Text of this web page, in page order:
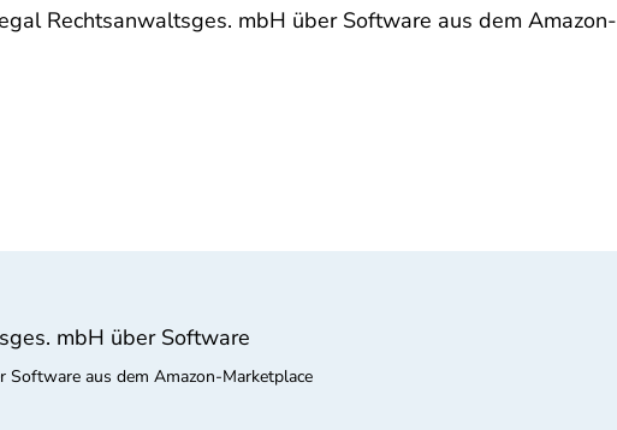
Rechtsanwaltsges. mbH über Software aus dem Amazon-
mbH über Software
Software aus dem Amazon-Marketplace